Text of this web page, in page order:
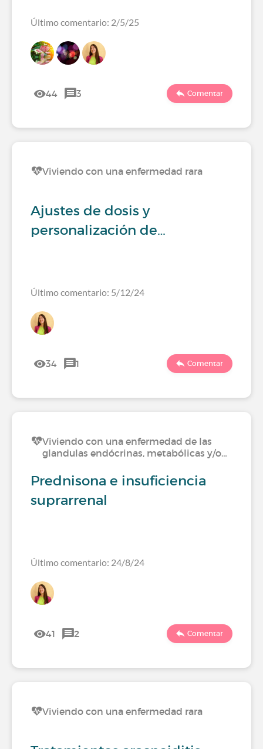
Último comentario: 2/5/25
44 3 Comentar
Viviendo con una enfermedad rara
Ajustes de dosis y
personalización de…
Último comentario: 5/12/24
34 1 Comentar
Viviendo con una enfermedad de las
glandulas endócrinas, metabólicas y/o…
Prednisona e insuficiencia
suprarrenal
Último comentario: 24/8/24
41 2 Comentar
Viviendo con una enfermedad rara